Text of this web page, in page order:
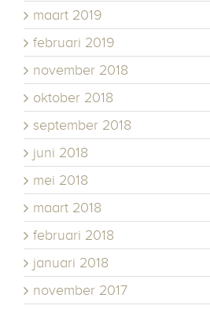
maart 2019
februari 2019
november 2018
oktober 2018
september 2018
juni 2018
mei 2018
maart 2018
februari 2018
januari 2018
november 2017